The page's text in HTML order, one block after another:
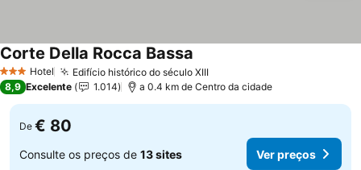
3 EstrelasHotel Edifício histórico do século XIII
Corte Della Rocca Bassa
8,9 Excelente 1.014 a 0.4 km de Centro da cidade
De € 80
Consulte os preços de 13 sites Ver preços